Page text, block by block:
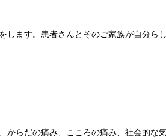
します。患者さんとそのご家族が自分ら
からだの痛み、こころの痛み、社会的な